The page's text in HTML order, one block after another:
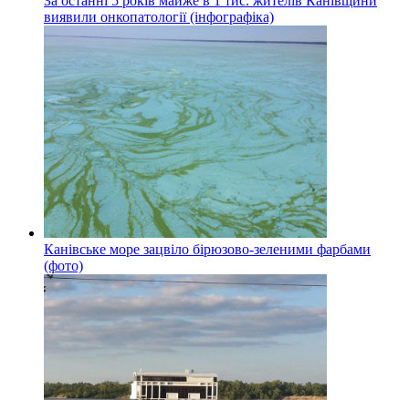
виявили онкопатології (інфографіка)
Канівське море зацвіло бірюзово-зеленими фарбами
(фото)